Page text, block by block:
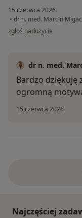
15 czerwca 2026
• dr n. med. Marcin
w opinii użytkownika Anna
zgłoś nadużycie
dr n. med.
Bardzo dziękuję
ogromną
15 czerwca 2026
Najczęściej